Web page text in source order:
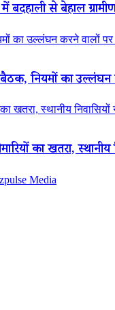
से बेहाल
का उल्लंघन करने वालों पर
नियमों का उल्लंघन
खतरा, स्थानीय निवासियों
का खतरा, स्थानीय
Media